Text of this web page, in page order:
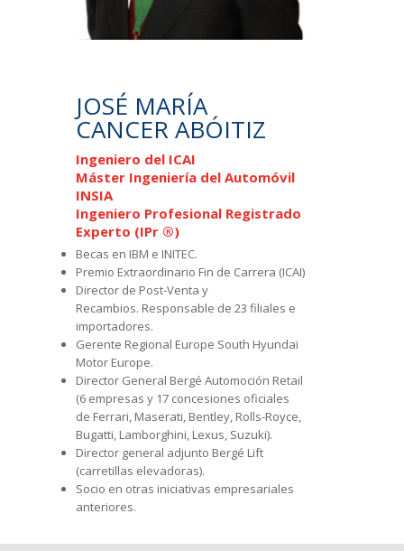
JOSÉ MARÍA
CANCER ABÓITIZ
Ingeniero del ICAI
Máster Ingeniería del Automóvil
INSIA
Ingeniero Profesional Registrado
Experto (IPr ®)
Becas en IBM e INITEC.
Premio Extraordinario Fin de Carrera (ICAI)
Director de Post-Venta y
Recambios. Responsable de 23 filiales e
importadores.
Gerente Regional Europe South Hyundai
Motor Europe.
Director General Bergé Automoción Retail
(6 empresas y 17 concesiones oficiales
de Ferrari, Maserati, Bentley, Rolls-Royce,
Bugatti, Lamborghini, Lexus, Suzuki).
Director general adjunto Bergé Lift
(carretillas elevadoras).
Socio en otras iniciativas empresariales
anteriores.